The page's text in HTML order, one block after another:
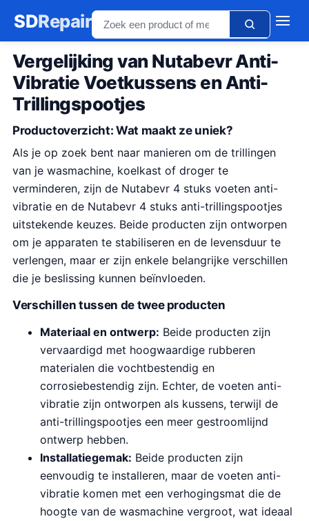
SDRepair
Vergelijking van Nutabevr Anti-
Vibratie Voetkussens en Anti-
Trillingspootjes
Productoverzicht: Wat maakt ze uniek?
Als je op zoek bent naar manieren om de trillingen
van je wasmachine, koelkast of droger te
verminderen, zijn de Nutabevr 4 stuks voeten anti-
vibratie en de Nutabevr 4 stuks anti-trillingspootjes
uitstekende keuzes. Beide producten zijn ontworpen
om je apparaten te stabiliseren en de levensduur te
verlengen, maar er zijn enkele belangrijke verschillen
die je beslissing kunnen beïnvloeden.
Verschillen tussen de twee producten
Materiaal en ontwerp: Beide producten zijn
vervaardigd met hoogwaardige rubberen
materialen die vochtbestendig en
corrosiebestendig zijn. Echter, de voeten anti-
vibratie zijn ontworpen als kussens, terwijl de
anti-trillingspootjes een meer gestroomlijnd
ontwerp hebben.
Installatiegemak: Beide producten zijn
eenvoudig te installeren, maar de voeten anti-
vibratie komen met een verhogingsmat die de
hoogte van de wasmachine vergroot, wat ideaal